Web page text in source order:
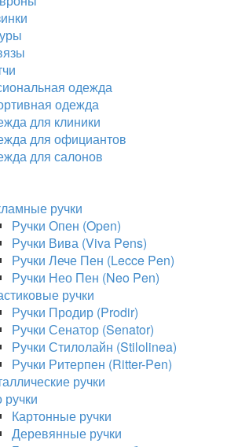
одежда
одежда
для клиники
для официантов
для салонов
ручки
Ручки Опен (Open)
Ручки Вива (Viva Pens)
Ручки Лече Пен (Lecce Pen)
Ручки Нео Пен (Neo Pen)
ручки
Ручки Продир (Prodir)
Ручки Сенатор (Senator)
Ручки Стилолайн (Stilolinea)
Ручки Ритерпен (Ritter-Pen)
ручки
ручки
Картонные ручки
Деревянные ручки